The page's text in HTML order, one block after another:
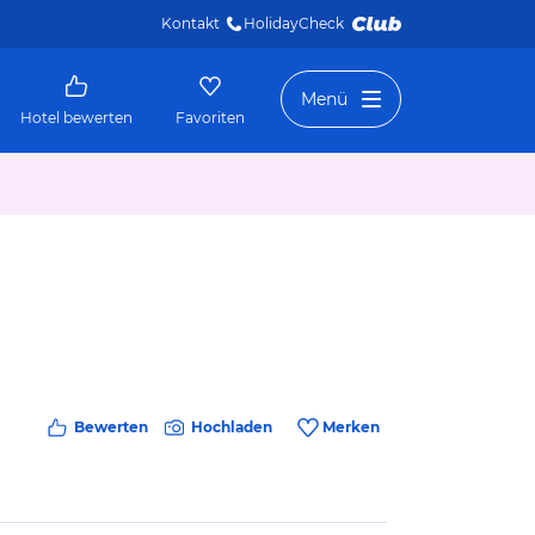
Kontakt HolidayCheck
Hotel bewerten Favoriten
Menü
Bewerten Hochladen Merken